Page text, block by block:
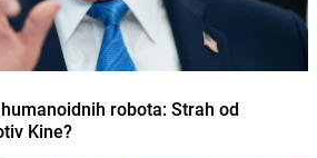
robota: Strah od
Kine?